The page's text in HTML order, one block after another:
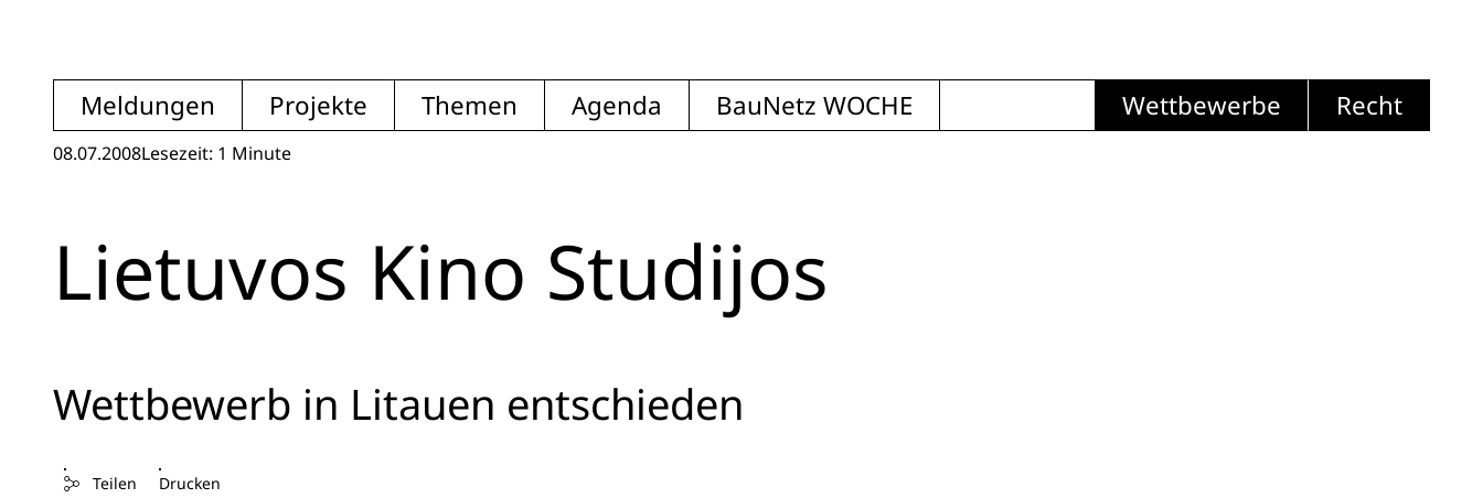
Meldungen Projekte Themen Agenda BauNetz WOCHE Wettbewerbe Recht
08.07.2008Lesezeit: 1 Minute
Lietuvos Kino Studijos
Wettbewerb in Litauen entschieden
Teilen Drucken